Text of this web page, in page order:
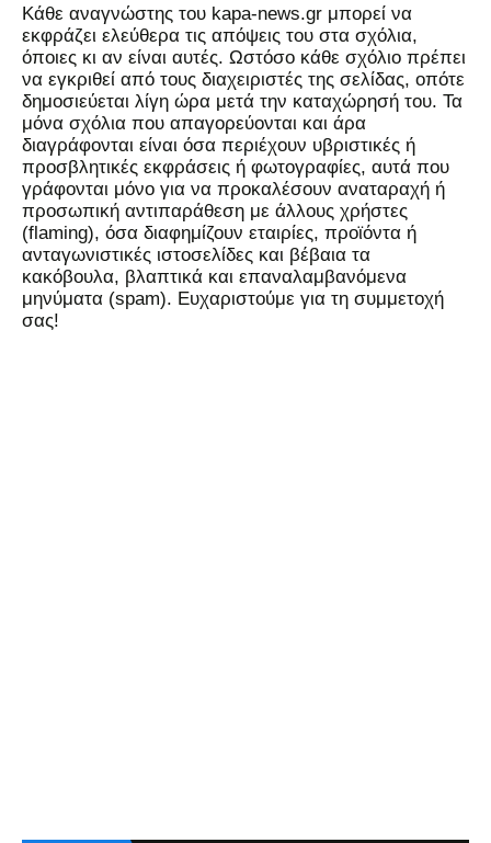
Kάθε αναγνώστης του kapa-news.gr μπορεί να
εκφράζει ελεύθερα τις απόψεις του στα σχόλια,
όποιες κι αν είναι αυτές. Ωστόσο κάθε σχόλιο πρέπει
να εγκριθεί από τους διαχειριστές της σελίδας, οπότε
δημοσιεύεται λίγη ώρα μετά την καταχώρησή του. Τα
μόνα σχόλια που απαγορεύονται και άρα
διαγράφονται είναι όσα περιέχουν υβριστικές ή
προσβλητικές εκφράσεις ή φωτογραφίες, αυτά που
γράφονται μόνο για να προκαλέσουν αναταραχή ή
προσωπική αντιπαράθεση με άλλους χρήστες
(flaming), όσα διαφημίζουν εταιρίες, προϊόντα ή
ανταγωνιστικές ιστοσελίδες και βέβαια τα
κακόβουλα, βλαπτικά και επαναλαμβανόμενα
μηνύματα (spam). Ευχαριστούμε για τη συμμετοχή
σας!